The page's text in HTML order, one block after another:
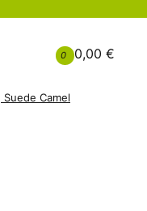
0 0,00 €
Camel